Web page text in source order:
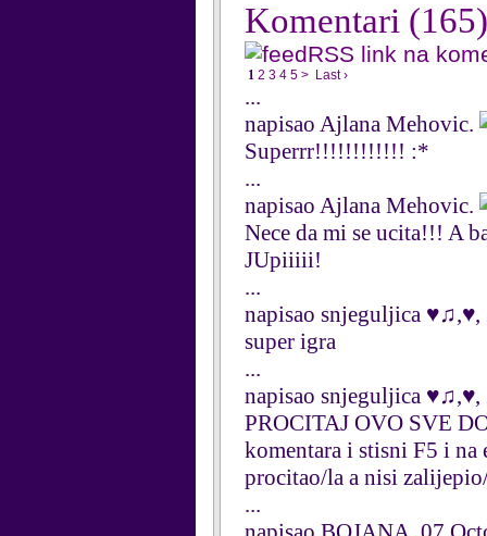
Komentari (165)
RSS link na
1 2 3 4 5 > Last ›
...
napisao Ajlana Mehovic.
Superrr!!!!!!!!!!!! :*
...
napisao Ajlana Mehovic.
Nece da mi se ucita!!! A
JUpiiiii!
...
napisao snjeguljica ♥♫,♥,
super igra
...
napisao snjeguljica ♥♫,♥,
PROCITAJ OVO SVE
komentara i stisni F5 i
procitao/la a nisi
...